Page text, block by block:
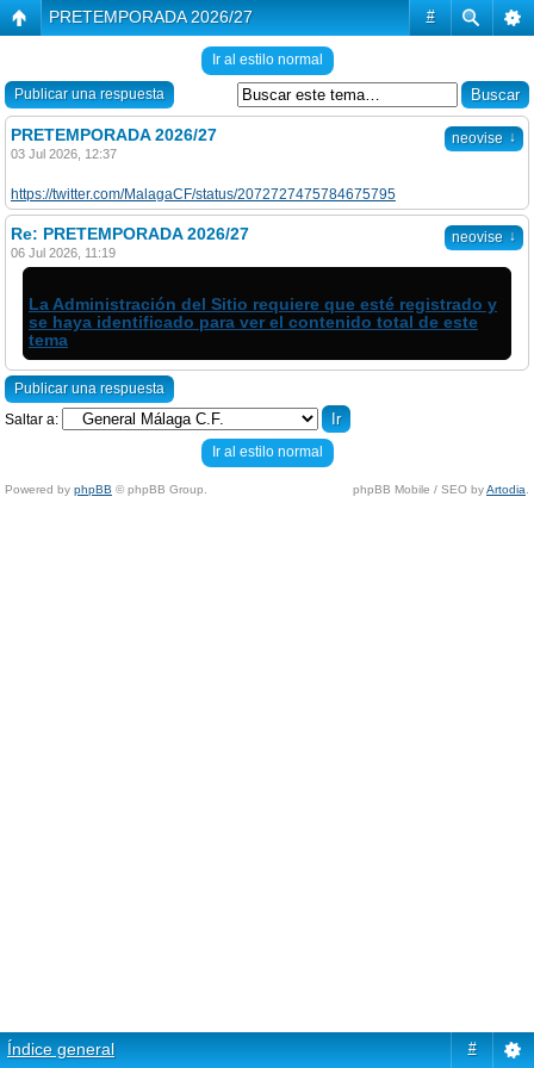
#
PRETEMPORADA 2026/27
Ir al estilo normal
Publicar una respuesta
neovise ↓
PRETEMPORADA 2026/27
03 Jul 2026, 12:37
https://twitter.com/MalagaCF/status/2072727475784675795
neovise ↓
Re: PRETEMPORADA 2026/27
06 Jul 2026, 11:19
La Administración del Sitio requiere que esté registrado y
se haya identificado para ver el contenido total de este
tema
Publicar una respuesta
Saltar a:
Ir al estilo normal
Powered by phpBB © phpBB Group. phpBB Mobile / SEO byArtodia
Índice general #